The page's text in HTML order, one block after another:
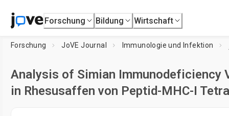
Forschung Bildung Wirtschaft
Forschung JoVE Journal Immunologie und Infektion
Analysis of Simian Immunodeficiency
in Rhesusaffen von Peptid-MHC-I